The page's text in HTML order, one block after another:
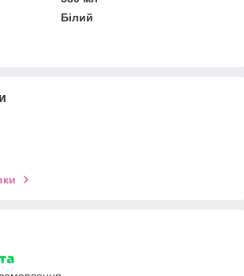
Білий